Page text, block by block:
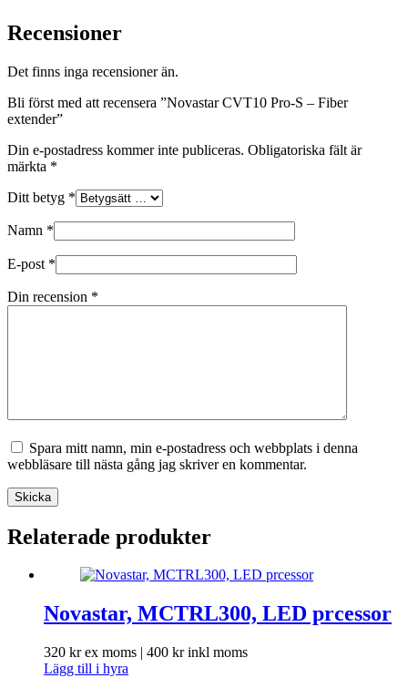
Recensioner
Det finns inga recensioner än.
Bli först med att recensera ”Novastar CVT10 Pro-S – Fiber
extender”
Din e-postadress kommer inte publiceras. Obligatoriska fält är
märkta *
Ditt betyg *
Namn *
E-post *
Din recension *
Spara mitt namn, min e-postadress och webbplats i denna
webbläsare till nästa gång jag skriver en kommentar.
Skicka
Relaterade produkter
Novastar, MCTRL300, LED prcessor
320 krex moms | 400 krinkl moms
Lägg till i hyra